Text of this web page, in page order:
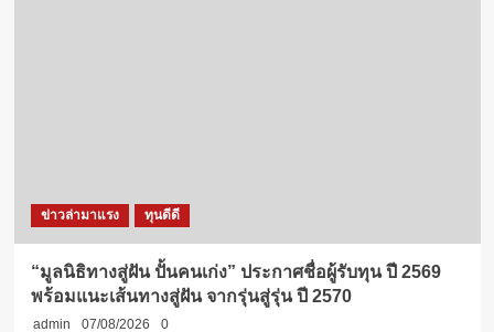
ข่าวล่ามาแรง ทุนดีดี
“มูลนิธิทางสู่ฝัน ปั้นคนเก่ง” ประกาศชื่อผู้รับทุน ปี 2569
พร้อมแนะเส้นทางสู่ฝัน จากรุ่นสู่รุ่น ปี 2570
admin 07/08/2026 0